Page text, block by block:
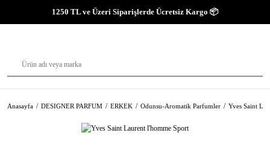
1250 TL ve Üzeri Siparişlerde Ücretsiz Kargo 📦
Anasayfa DESIGNER PARFUM ERKEK Odunsu-Aromatik Parfumler Yves Saint